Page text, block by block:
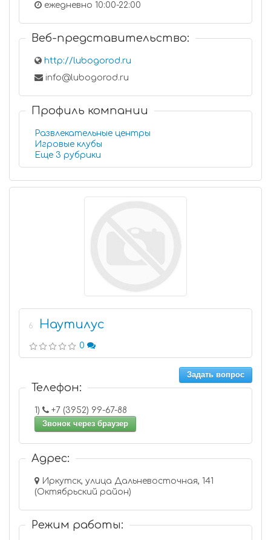
ежедневно 10:00-22:00
Веб-представительство:
http://lubogorod.ru
info@lubogorod.ru
Профиль компании
Развлекательные центры
Игровые клубы
Еще 3 рубрики
6 Наутилус
0
Задать вопрос
Телефон:
1)
+7 (3952) 99-67-88
Звонок через браузер
Адрес:
Иркутск, улица Дальневосточная, 141
(Октябрьский район)
Режим работы: